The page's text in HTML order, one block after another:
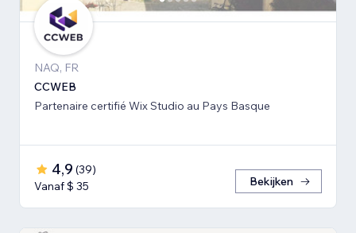
NAQ, FR
CCWEB
Partenaire certifié Wix Studio au Pays Basque
4,9 (39)
Vanaf $ 35
Bekijken